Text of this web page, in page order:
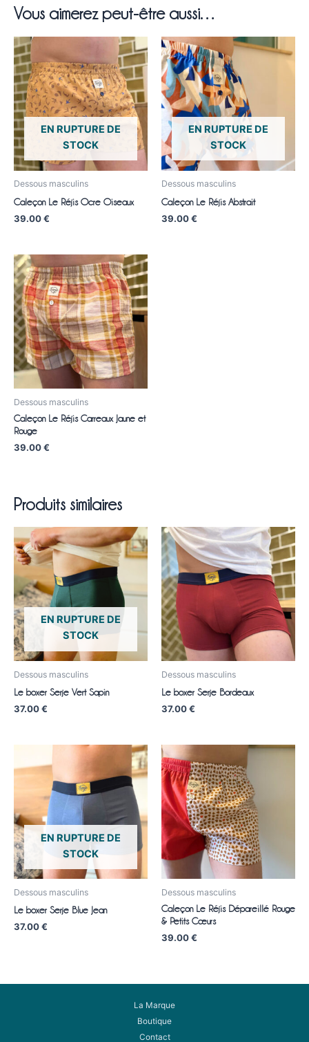
Vous aimerez peut-être aussi…
EN RUPTURE DE
STOCK
Dessous masculins
Caleçon Le Réjis Ocre Oiseaux
39.00€
EN RUPTURE DE
STOCK
Dessous masculins
Caleçon Le Réjis Abstrait
39.00€
Dessous masculins
Caleçon Le Réjis Carreaux Jaune et
Rouge
39.00€
Produits similaires
EN RUPTURE DE
STOCK
Dessous masculins
Le boxer Serje Vert Sapin
37.00€
Dessous masculins
Le boxer Serje Bordeaux
37.00€
EN RUPTURE DE
STOCK
Dessous masculins
Le boxer Serje Blue Jean
37.00€
Dessous masculins
Caleçon Le Réjis Dépareillé Rouge
& Petits Cœurs
39.00€
La Marque
Boutique
Contact